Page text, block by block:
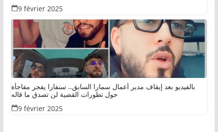
9 février 2025
بالفيديو بعد إيقاف مدير أعمال سمارا السابق.. سنفارا يفجر مفاجأة
حول تطورات القضية لن تصدق ما قاله
9 février 2025